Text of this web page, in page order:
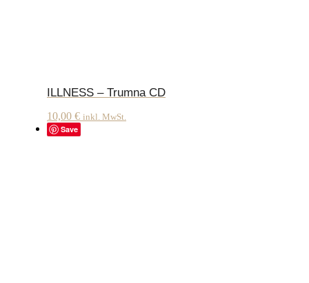
ILLNESS – Trumna CD
10,00 € inkl. MwSt.
Save